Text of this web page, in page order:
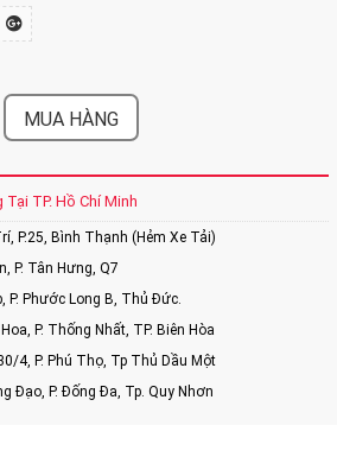
MUA HÀNG
TP. Hồ Chí Minh
P.25, Bình Thạnh (Hẻm Xe Tải)
P. Tân Hưng, Q7
P. Phước Long B, Thủ Đức.
P. Thống Nhất, TP. Biên Hòa
4, P. Phú Thọ, Tp Thủ Dầu Một
Đạo, P. Đống Đa, Tp. Quy Nhơn